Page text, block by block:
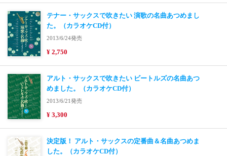
テナー・サックスで吹きたい 演歌の名曲あつめまし
た。（カラオケCD付）
2013/6/24発売
¥ 2,750
アルト・サックスで吹きたい ビートルズの名曲あつ
めました。（カラオケCD付）
2013/6/21発売
¥ 3,300
決定版！ アルト・サックスの定番曲＆名曲あつめま
した。（カラオケCD付）